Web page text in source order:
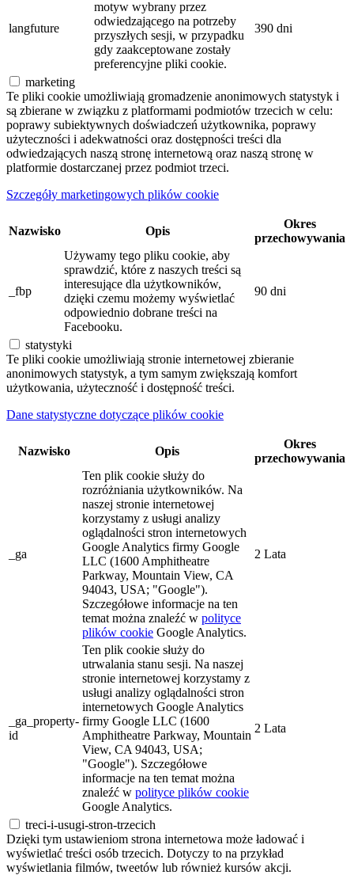
langfuture
motyw wybrany przez
odwiedzającego na potrzeby
przyszłych sesji, w przypadku
gdy zaakceptowane zostały
preferencyjne pliki cookie.
390 dni
marketing
Te pliki cookie umożliwiają gromadzenie anonimowych statystyk i
są zbierane w związku z platformami podmiotów trzecich w celu:
poprawy subiektywnych doświadczeń użytkownika, poprawy
użyteczności i adekwatności oraz dostępności treści dla
odwiedzających naszą stronę internetową oraz naszą stronę w
platformie dostarczanej przez podmiot trzeci.
Szczegóły marketingowych plików cookie
Nazwisko Opis
Okres
przechowywania
_fbp
Używamy tego pliku cookie, aby
sprawdzić, które z naszych treści są
interesujące dla użytkowników,
dzięki czemu możemy wyświetlać
odpowiednio dobrane treści na
Facebooku.
90 dni
statystyki
Te pliki cookie umożliwiają stronie internetowej zbieranie
anonimowych statystyk, a tym samym zwiększają komfort
użytkowania, użyteczność i dostępność treści.
Dane statystyczne dotyczące plików cookie
Nazwisko Opis
Okres
przechowywania
_ga
Ten plik cookie służy do
rozróżniania użytkowników. Na
naszej stronie internetowej
korzystamy z usługi analizy
oglądalności stron internetowych
Google Analytics firmy Google
LLC (1600 Amphitheatre
Parkway, Mountain View, CA
94043, USA; "Google").
Szczegółowe informacje na ten
temat można znaleźć w polityce
plików cookie Google Analytics.
2 Lata
_ga_property-
id
Ten plik cookie służy do
utrwalania stanu sesji. Na naszej
stronie internetowej korzystamy z
usługi analizy oglądalności stron
internetowych Google Analytics
firmy Google LLC (1600
Amphitheatre Parkway, Mountain
View, CA 94043, USA;
"Google"). Szczegółowe
informacje na ten temat można
znaleźć w polityce plików cookie
Google Analytics.
2 Lata
treci-i-usugi-stron-trzecich
Dzięki tym ustawieniom strona internetowa może ładować i
wyświetlać treści osób trzecich. Dotyczy to na przykład
wyświetlania filmów, tweetów lub również kursów akcji.